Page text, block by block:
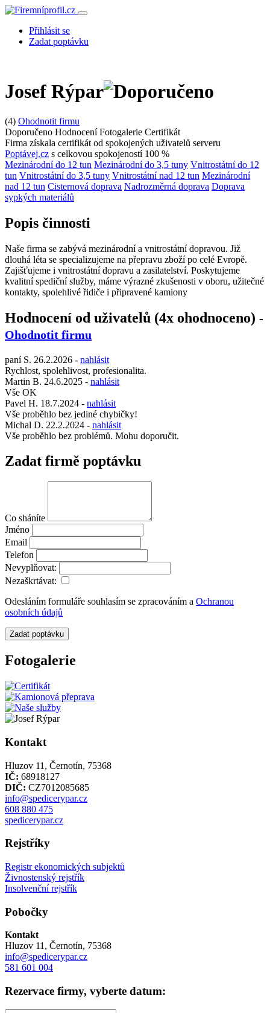
Přihlásit se
Zadat poptávku
Josef Rýpar
(4) Ohodnotit firmu
Doporučeno Hodnocení Fotogalerie Certifikát
Firma získala certifikát od spokojených uživatelů serveru
Poptávej.cz s celkovou spokojeností 100 %
Mezinárodní do 12 tun Mezinárodní do 3,5 tuny Vnitrostátní do 12
tun Vnitrostátní do 3,5 tuny Vnitrostátní nad 12 tun Mezinárodní
nad 12 tun Cisternová doprava Nadrozměrná doprava Doprava
sypkých materiálů
Popis činnosti
Naše firma se zabývá mezinárodní a vnitrostátní dopravou. Již
dlouhá léta se specializujeme na přepravu zboží po celé Evropě.
Zajišťujeme i vnitrostátní dopravu a zasilatelství. Poskytujeme
kvalitní spediční služby, máme výrazné zkušenosti v oboru, užitečné
kontakty, spolehlivé řidiče i připravené kamiony
Hodnocení od uživatelů (4x ohodnoceno) -
Ohodnotit firmu
paní S. 26.2.2026 - nahlásit
Rychlost, spolehlivost, profesionalita.
Martin B. 24.6.2025 - nahlásit
Vše OK
Pavel H. 18.7.2024 - nahlásit
Vše proběhlo bez jediné chybičky!
Michal D. 22.2.2024 - nahlásit
Vše proběhlo bez problémů. Mohu doporučit.
Zadat firmě poptávku
Co sháníte
Jméno
Email
Telefon
Nevyplňovat:
Nezaškrtávat:
Odesláním formuláře souhlasím se zpracováním a Ochranou
osobních údajů
Zadat poptávku
Fotogalerie
Kontakt
Hluzov 11, Černotín, 75368
IČ: 68918127
DIČ: CZ7012085685
info@spedicerypar.cz
608 880 475
spedicerypar.cz
Rejstříky
Registr ekonomických subjektů
Živnostenský rejstřík
Insolvenční rejstřík
Pobočky
Kontakt
Hluzov 11, Černotín, 75368
info@spedicerypar.cz
581 601 004
Rezervace firmy, vyberte datum: